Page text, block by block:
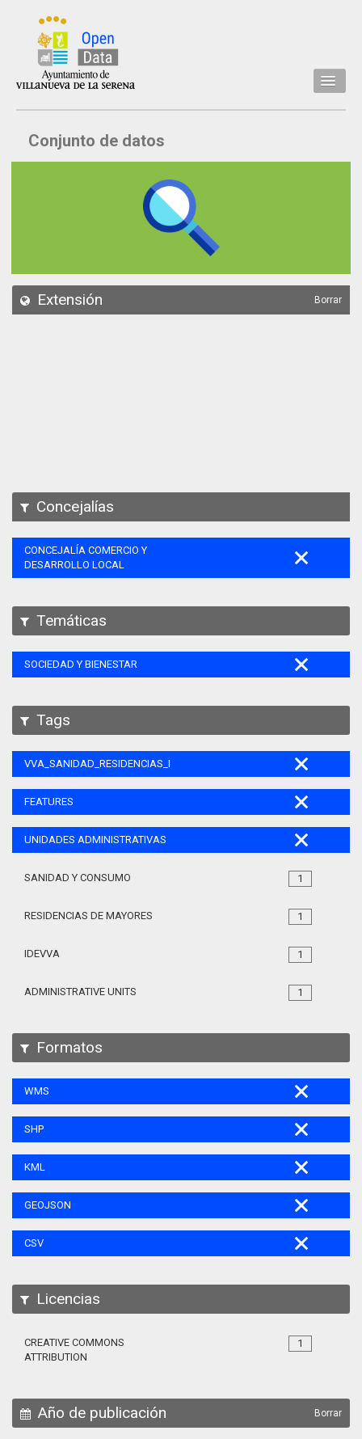
Inicio
Datos
API
Conjunto de datos
Extensión Borrar
Concejalías
CONCEJALÍA COMERCIO Y
DESARROLLO LOCAL
Temáticas
SOCIEDAD Y BIENESTAR
Tags
VVA_SANIDAD_RESIDENCIAS_MAYORES_105
FEATURES
UNIDADES ADMINISTRATIVAS
1
SANIDAD Y CONSUMO
1
RESIDENCIAS DE MAYORES
1
IDEVVA
1
ADMINISTRATIVE UNITS
Formatos
WMS
SHP
KML
GEOJSON
CSV
Licencias
1
CREATIVE COMMONS
ATTRIBUTION
Año de publicación Borrar